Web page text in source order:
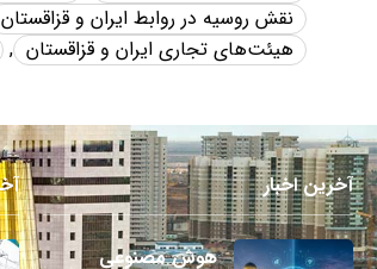
نقش روسیه در روابط ایران و قزاقستان
هیئت‌های تجاری ایران و قزاقستان ,
آخرین اخبار
هوش مصنوعی